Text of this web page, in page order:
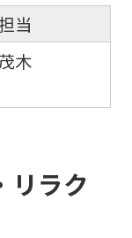
当
木
リラク